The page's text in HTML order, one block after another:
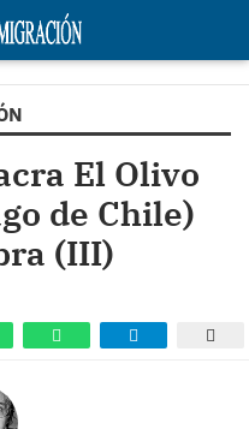
El Olivo
de Chile)
(III)